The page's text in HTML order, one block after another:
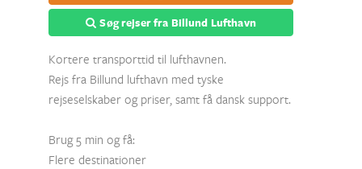
Søg rejser fra Billund Lufthavn
Kortere transporttid til lufthavnen.
Rejs fra Billund lufthavn med tyske
rejseselskaber og priser, samt få dansk support.
Brug 5 min og få:
Flere destinationer